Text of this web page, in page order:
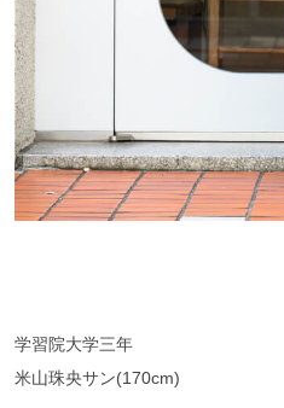
学習院大学三年
米山珠央サン(170cm)